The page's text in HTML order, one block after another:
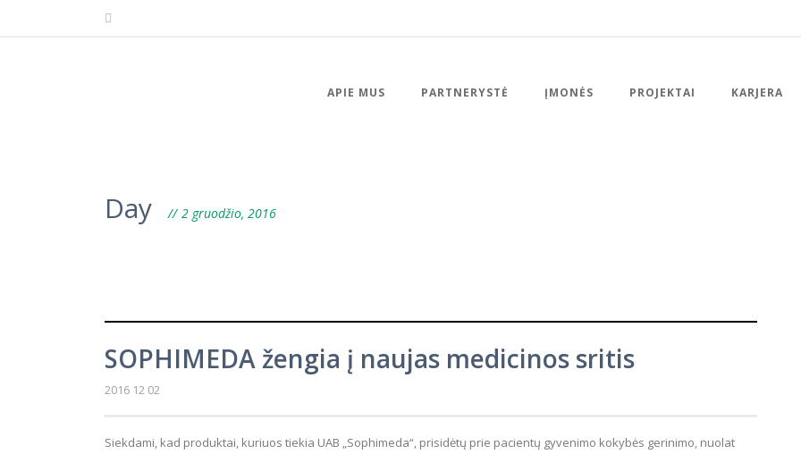
APIE MUS PARTNERYSTĖ ĮMONĖS PROJEKTAI KARJERA
Day 2 gruodžio, 2016
SOPHIMEDA žengia į naujas medicinos sritis
2016 12 02
Siekdami, kad produktai, kuriuos tiekia UAB „Sophimeda“, prisidėtų prie pacientų gyvenimo kokybės gerinimo, nuolat